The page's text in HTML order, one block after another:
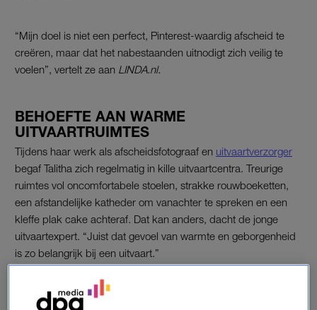
“Mijn doel is niet een perfect, Pinterest-waardig afscheid te
creëren, maar dat het nabestaanden uitnodigt zich veilig te
voelen”, vertelt ze aan LINDA.nl.
BEHOEFTE AAN WARME
UITVAARTRUIMTES
Tijdens haar werk als afscheidsfotograaf en uitvaartverzorger
begaf Talitha zich regelmatig in kille uitvaartcentra. Treurige
ruimtes vol oncomfortabele stoelen, strakke rouwboeketten,
een afstandelijke katheder om vanachter te spreken en een
kleffe plak cake achteraf. Dat kan anders, dacht de jonge
uitvaartexpert. “Juist dat gevoel van warmte en geborgenheid
is zo belangrijk bij een uitvaart.”
Naast het regelen en fotograferen van de uitvaart biedt zij
daarom sinds een jaar ook het aankleden van uitvaartlocaties